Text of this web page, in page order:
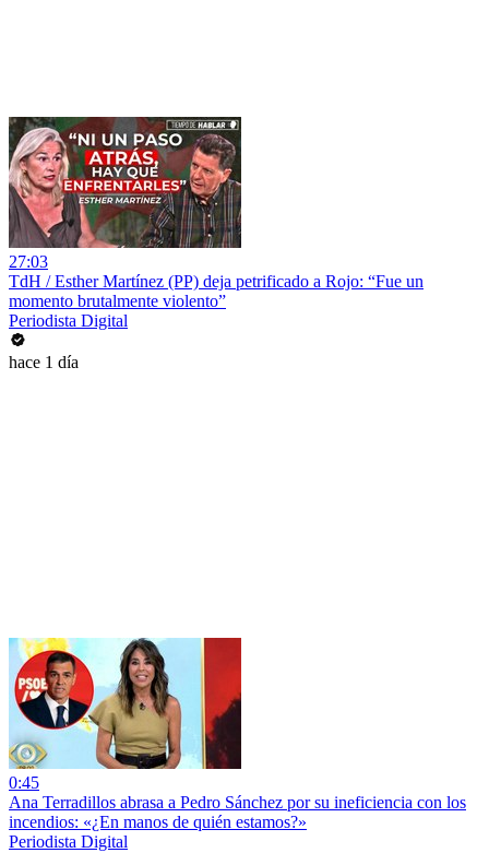
27:03
TdH / Esther Martínez (PP) deja petrificado a Rojo: “Fue un
momento brutalmente violento”
Periodista Digital
hace 1 día
0:45
Ana Terradillos abrasa a Pedro Sánchez por su ineficiencia con los
incendios: «¿En manos de quién estamos?»
Periodista Digital